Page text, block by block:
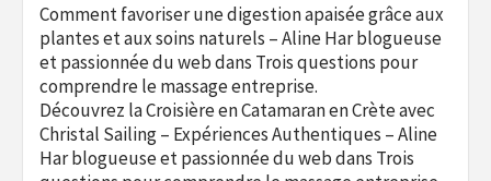
Comment favoriser une digestion apaisée grâce aux
plantes et aux soins naturels – Aline Har blogueuse
et passionnée du webdans Trois questions pour
comprendre le massage entreprise.
Découvrez la Croisière en Catamaran en Crète avec
Christal Sailing – Expériences Authentiques – Aline
Har blogueuse et passionnée du webdans Trois